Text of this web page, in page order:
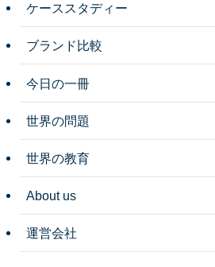
ケーススタディー
ブランド比較
今日の一冊
世界の問題
世界の教育
About us
運営会社